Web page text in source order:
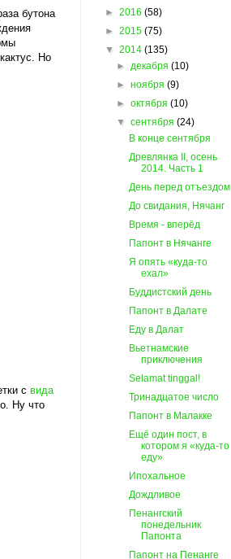
бутона
Но
с вида
Ну что
► 2016 (58)
► 2015 (75)
▼ 2014 (135)
►декабря(10)
►ноября(9)
►октября(10)
▼сентября(24)
В конце сентября
Древлянка II, осень
2014. Часть 1
День перед отъездом
До свидания, Нячанг
Время - вперёд
Папонт в Нячанге
Я опять «куда-то
ехал»
Буддистский день
Папонт в Далате
Еду в Далат
Вьетнамские
приключения
Selamat tinggal!
Тринадцатое число
Папонт в Малакке
Ещё один пост, в
котором я «куда-то
еду»
Ипохальное
Дождливое
Пенангский
понедельник
Папонта
Папонт на Пенанге